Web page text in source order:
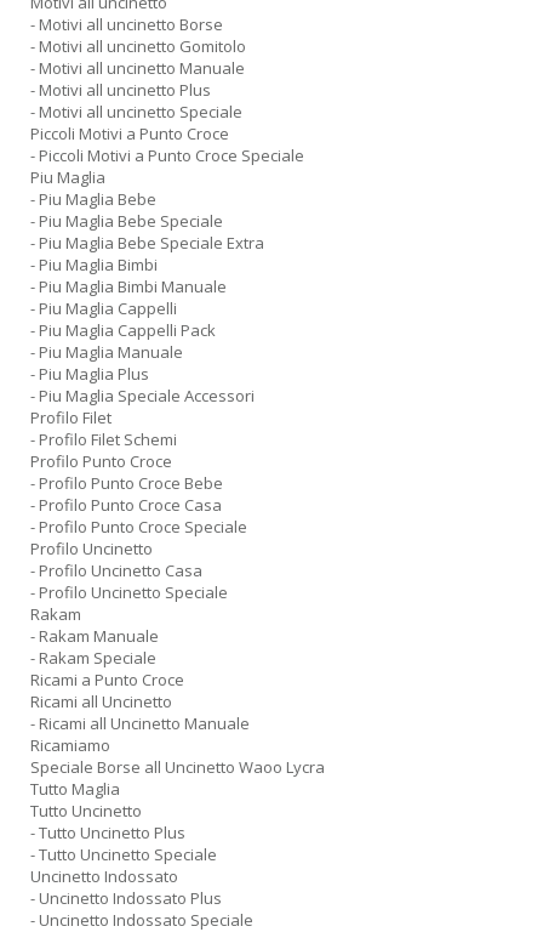
- Motivi all uncinetto Borse
- Motivi all uncinetto Gomitolo
- Motivi all uncinetto Manuale
- Motivi all uncinetto Plus
- Motivi all uncinetto Speciale
Piccoli Motivi a Punto Croce
- Piccoli Motivi a Punto Croce Speciale
Piu Maglia
- Piu Maglia Bebe
- Piu Maglia Bebe Speciale
- Piu Maglia Bebe Speciale Extra
- Piu Maglia Bimbi
- Piu Maglia Bimbi Manuale
- Piu Maglia Cappelli
- Piu Maglia Cappelli Pack
- Piu Maglia Manuale
- Piu Maglia Plus
- Piu Maglia Speciale Accessori
Profilo Filet
- Profilo Filet Schemi
Profilo Punto Croce
- Profilo Punto Croce Bebe
- Profilo Punto Croce Casa
- Profilo Punto Croce Speciale
Profilo Uncinetto
- Profilo Uncinetto Casa
- Profilo Uncinetto Speciale
Rakam
- Rakam Manuale
- Rakam Speciale
Ricami a Punto Croce
Ricami all Uncinetto
- Ricami all Uncinetto Manuale
Ricamiamo
Speciale Borse all Uncinetto Waoo Lycra
Tutto Maglia
Tutto Uncinetto
- Tutto Uncinetto Plus
- Tutto Uncinetto Speciale
Uncinetto Indossato
- Uncinetto Indossato Plus
- Uncinetto Indossato Speciale